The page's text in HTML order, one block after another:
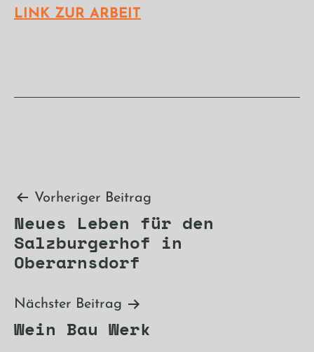
LINK ZUR ARBEIT
Beitragsnavigation
Vorheriger Beitrag
Neues Leben für den
Salzburgerhof in
Oberarnsdorf
Nächster Beitrag
Wein Bau Werk